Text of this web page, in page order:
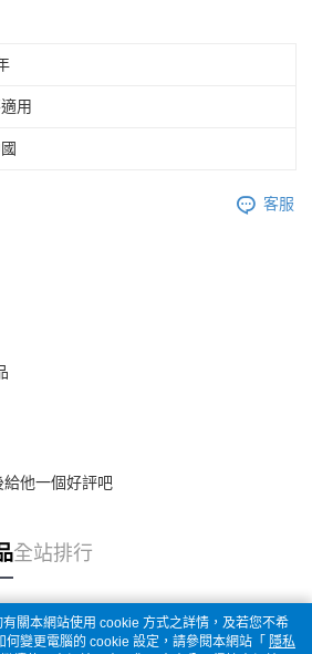
用
客服
他一個好評吧
全站排行
關本網站使用 cookie 方式之詳情，及若您不希
變更電腦的 cookie 設定，請參閱本網站「 隱私